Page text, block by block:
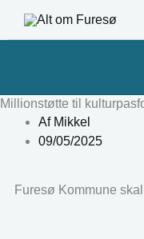
Millionstøtte til
AfMikkel
09/05/2025
Furesø Kommune